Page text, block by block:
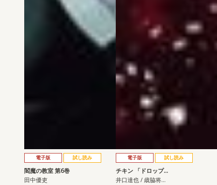
電子版 試し読み
閻魔の教室 第6巻
田中優吏
電子版 試し読み
チキン 「ドロップ…
井口達也 / 歳脇将…